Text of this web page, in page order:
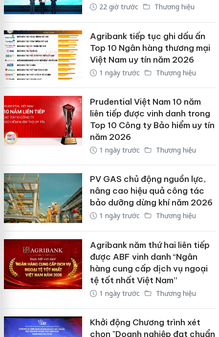
22 giờ trước Thương hiệu
Agribank tiếp tục ghi dấu ấn
Top 10 Ngân hàng thương mại
Việt Nam uy tín năm 2026
1 ngày trước Thương hiệu
Prudential Việt Nam 10 năm
liên tiếp được vinh danh trong
Top 10 Công ty Bảo hiểm uy tín
năm 2026
1 ngày trước Thương hiệu
PV GAS chủ động nguồn lực,
nâng cao hiệu quả công tác
bảo dưỡng dừng khí năm 2026
1 ngày trước Thương hiệu
Agribank năm thứ hai liên tiếp
được ABF vinh danh “Ngân
hàng cung cấp dịch vụ ngoại
tệ tốt nhất Việt Nam”
1 ngày trước Thương hiệu
Khởi động Chương trình xét
chọn "Doanh nghiệp đạt chuẩn